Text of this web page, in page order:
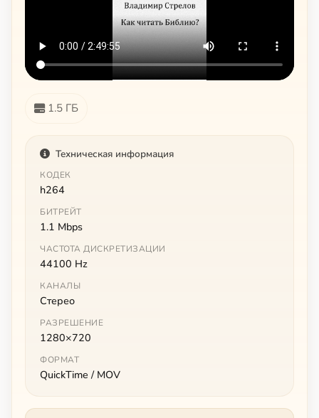
1.5 ГБ
Техническая информация
КОДЕК
h264
БИТРЕЙТ
1.1 Mbps
ЧАСТОТА ДИСКРЕТИЗАЦИИ
44100 Hz
КАНАЛЫ
Стерео
РАЗРЕШЕНИЕ
1280×720
ФОРМАТ
QuickTime / MOV